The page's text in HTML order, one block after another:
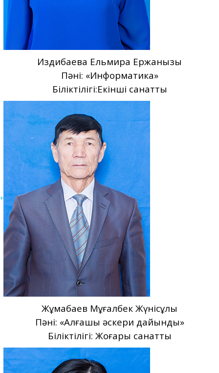
Издибаева Ельмира Ержанқызы
Пәні: «Информатика»
Біліктілігі:Екінші санатты
+
Жұмабаев Мұғалбек Жүнісұлы
Пәні: «Алғашқы әскери дайындық»
Біліктілігі: Жоғары санатты